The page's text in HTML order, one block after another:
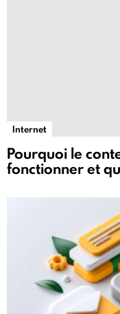
Internet
Pourquoi le
fonctionner et